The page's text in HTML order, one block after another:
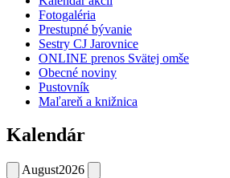
Fotogaléria
Prestupné bývanie
Sestry CJ Jarovnice
ONLINE prenos Svätej omše
Obecné noviny
Pustovník
Maľareň a knižnica
Kalendár
August2026